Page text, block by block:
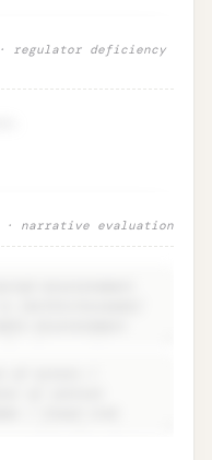
Unlock
→
regulator deficiency
Unlock
→
· narrative evaluation